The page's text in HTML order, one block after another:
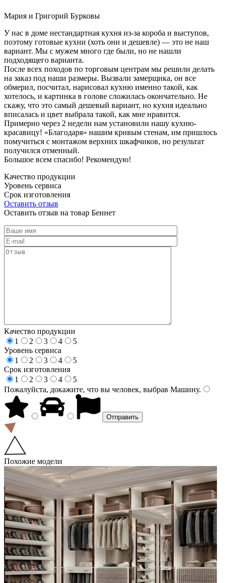
Мария и Григорий Бурковы
У нас в доме нестандартная кухня из-за короба и выступов,
поэтому готовые кухни (хоть они и дешевле) — это не наш
вариант. Мы с мужем много где были, но не нашли
подходящего варианта.
После всех походов по торговым центрам мы решили делать
на заказ под наши размеры. Вызвали замерщика, он все
обмерил, посчитал, нарисовал кухню именно такой, как
хотелось, и картинка в голове сложилась окончательно. Не
скажу, что это самый дешевый вариант, но кухня идеально
вписалась и цвет выбрала такой, как мне нравится.
Примерно через 2 недели нам установили нашу кухню-
красавицу! «Благодаря» нашим кривым стенам, им пришлось
помучиться с монтажом верхних шкафчиков, но результат
получился отменный.
Большое всем спасибо! Рекомендую!
Качество продукции
Уровень сервиса
Срок изготовления
Оставить отзыв
Оставить отзыв на товар Беннет
Качество продукции
1
2 3 4
5
Уровень сервиса
1
2 3 4
5
Срок изготовления
1
2 3 4
5
Пожалуйста, докажите, что вы человек, выбрав Машину.
Похожие модели